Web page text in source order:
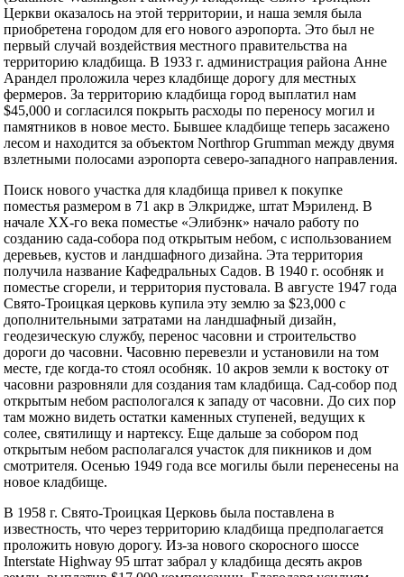
Церкви оказалось на этой территории, и наша земля была
приобретена городом для его нового аэропорта. Это был не
первый случай воздействия местного правительства на
территорию кладбища. В 1933 г. администрация района Анне
Арандел проложила через кладбище дорогу для местных
фермеров. За территорию кладбища город выплатил нам
$45,000 и согласился покрыть расходы по переносу могил и
памятников в новое место. Бывшее кладбище теперь засажено
лесом и находится за объектом Northrop Grumman между двумя
взлетными полосами аэропорта северо-западного направления.
Поиск нового участка для кладбища привел к покупке
поместья размером в 71 акр в Элкридже, штат Мэриленд. В
начале XX-го века поместье «Элибэнк» начало работу по
созданию сада-собора под открытым небом, с использованием
деревьев, кустов и ландшафного дизайна. Эта территория
получила название Кафедральных Садов. В 1940 г. особняк и
поместье сгорели, и территория пустовала. В августе 1947 года
Свято-Троицкая церковь купила эту землю за $23,000 с
дополнительными затратами на ландшафный дизайн,
геодезическую службу, перенос часовни и строительство
дороги до часовни. Часовню перевезли и установили на том
месте, где когда-то стоял особняк. 10 акров земли к востоку от
часовни разровняли для создания там кладбища. Сад-собор под
открытым небом распологался к западу от часовни. До сих пор
там можно видеть остатки каменных ступеней, ведущих к
солее, святилищу и нартексу. Еще дальше за собором под
открытым небом располагался участок для пикников и дом
смотрителя. Осенью 1949 года все могилы были перенесены на
новое кладбище.
В 1958 г. Свято-Троицкая Церковь была поставлена в
известность, что через территорию кладбища предполагается
проложить новую дорогу. Из-за нового скоросного шоссе
Interstate Highway 95 штат забрал у кладбища десять акров